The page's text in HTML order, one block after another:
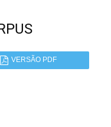
VERSÃO PDF